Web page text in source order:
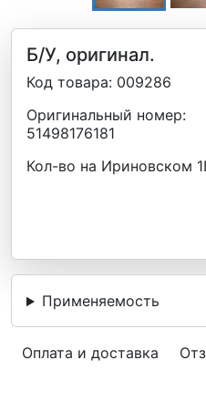
Б/У, оригинал.
Код товара: 009286
Оригинальный номер:
51498176181
Кол-во на Ириновском
Применяемость
Оплата и доставка